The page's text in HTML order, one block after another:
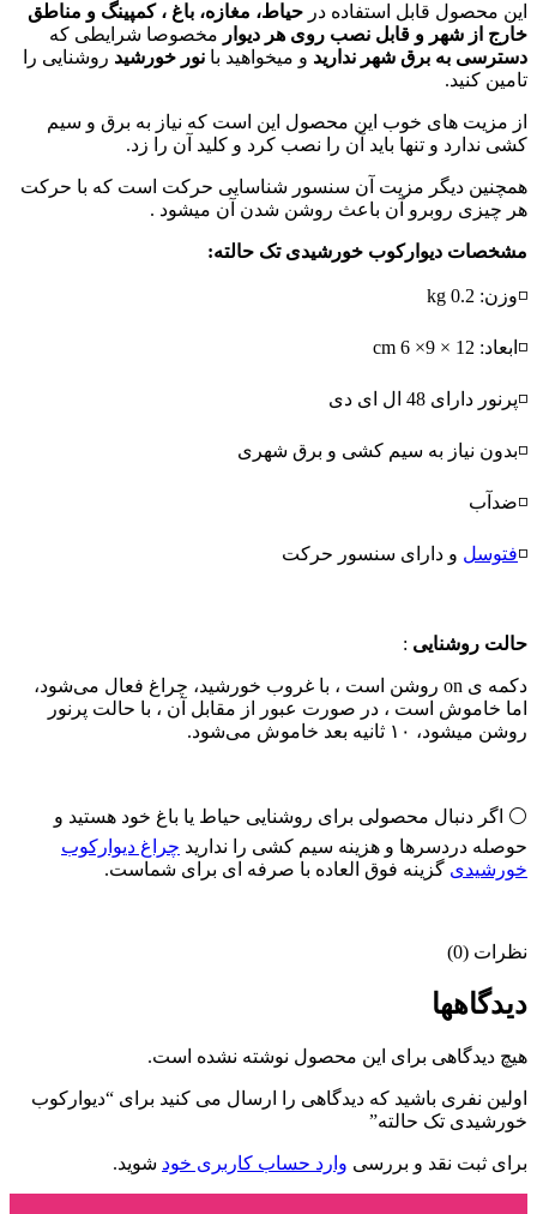
این محصول قابل استفاده در حیاط، مغازه، باغ ، کمپینگ و مناطق
خارج از شهر و قابل نصب روی هر دیوار مخصوصا شرایطی که
دسترسی به برق شهر ندارید و میخواهید با نور خورشید روشنایی را
تامین کنید.
از مزیت های خوب این محصول این است که نیاز به برق و سیم
کشی ندارد و تنها باید آن را نصب کرد و کلید آن را زد.
همچنین دیگر مزیت آن سنسور شناسایی حرکت است که با حرکت
هر چیزی روبرو آن باعث روشن شدن آن میشود .
مشخصات دیوارکوب خورشیدی تک حالته:
◽وزن: 0.2 kg
◽ابعاد: 12 × 9× 6 cm
◽پرنور دارای 48 ال ای دی
◽بدون نیاز به سیم کشی و برق شهری
◽ضدآب
◽فتوسل و دارای سنسور حرکت
حالت روشنایی :
دکمه ی on روشن است ، با غروب خورشید، چراغ فعال می‌شود،
اما خاموش است ، در صورت عبور از مقابل آن ، با حالت پرنور
روشن میشود، ۱۰ ثانیه بعد خاموش می‌شود.
⚪ اگر دنبال محصولی برای روشنایی حیاط یا باغ خود هستید و
حوصله دردسرها و هزینه سیم کشی را ندارید چراغ دیوارکوب
خورشیدی گزینه فوق العاده با صرفه ای برای شماست.
نظرات (0)
دیدگاهها
هیچ دیدگاهی برای این محصول نوشته نشده است.
اولین نفری باشید که دیدگاهی را ارسال می کنید برای “دیوارکوب
خورشیدی تک حالته”
برای ثبت نقد و بررسی وارد حساب کاربری خود شوید.